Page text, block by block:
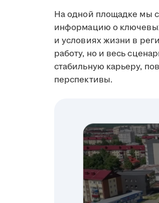
На одной площадке мы
информацию о
и условиях жизни в
работу, но и весь
стабильную карьеру,
перспективы.